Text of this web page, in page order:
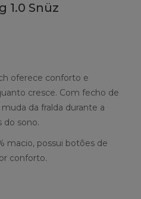
1.0 Snüz
oferece conforto e
cresce. Com fecho de
da fralda durante a
do sono.
macio, possui botões de
conforto.